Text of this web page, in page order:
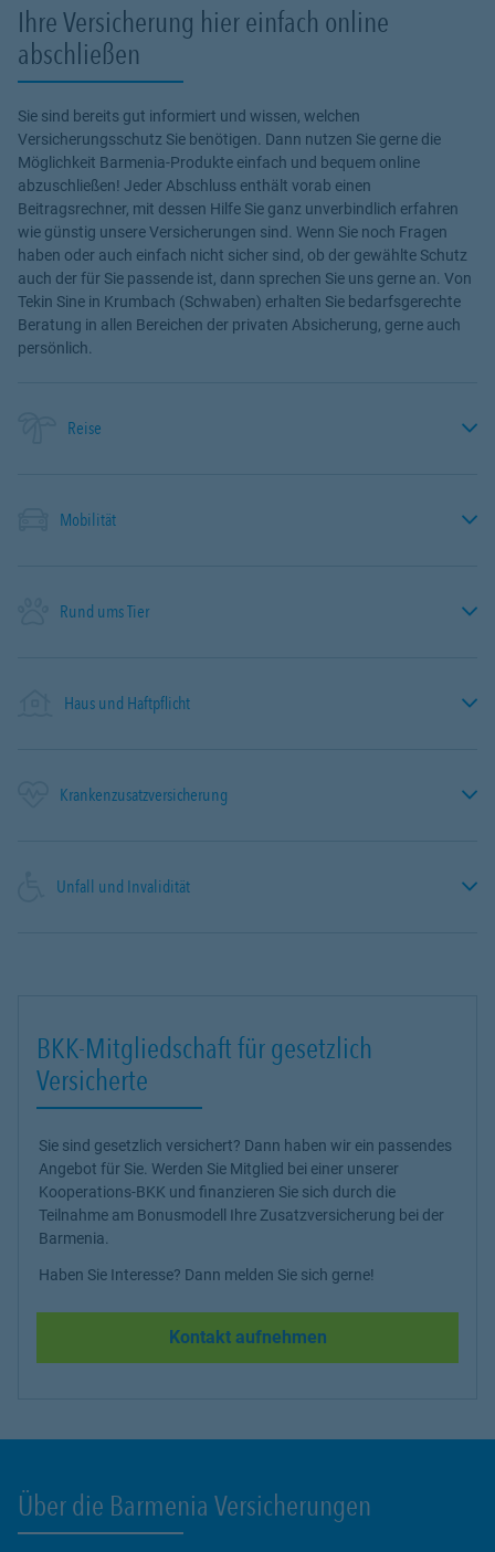
Ihre Versicherung hier einfach online
abschließen
Sie sind bereits gut informiert und wissen, welchen
Versicherungsschutz Sie benötigen. Dann nutzen Sie gerne die
Möglichkeit Barmenia-Produkte einfach und bequem online
abzuschließen! Jeder Abschluss enthält vorab einen
Beitragsrechner, mit dessen Hilfe Sie ganz unverbindlich erfahren
wie günstig unsere Versicherungen sind. Wenn Sie noch Fragen
haben oder auch einfach nicht sicher sind, ob der gewählte Schutz
auch der für Sie passende ist, dann sprechen Sie uns gerne an. Von
Tekin Sine in Krumbach (Schwaben) erhalten Sie bedarfsgerechte
Beratung in allen Bereichen der privaten Absicherung, gerne auch
persönlich.
Reise
Mobilität
Rund ums Tier
Haus und Haftpflicht
Krankenzusatzversicherung
Unfall und Invalidität
BKK-Mitgliedschaft für gesetzlich
Versicherte
Sie sind gesetzlich versichert? Dann haben wir ein passendes
Angebot für Sie. Werden Sie Mitglied bei einer unserer
Kooperations-BKK und finanzieren Sie sich durch die
Teilnahme am Bonusmodell Ihre Zusatzversicherung bei der
Barmenia.
Haben Sie Interesse? Dann melden Sie sich gerne!
Kontakt aufnehmen
Über die Barmenia Versicherungen